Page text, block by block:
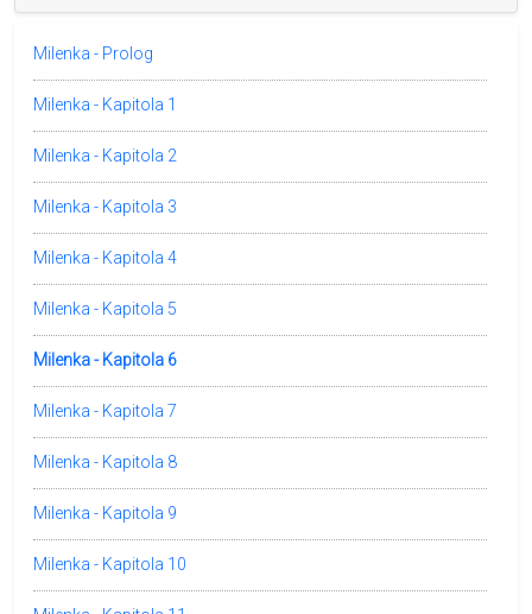
Milenka - Prolog
Milenka - Kapitola 1
Milenka - Kapitola 2
Milenka - Kapitola 3
Milenka - Kapitola 4
Milenka - Kapitola 5
Milenka - Kapitola 6
Milenka - Kapitola 7
Milenka - Kapitola 8
Milenka - Kapitola 9
Milenka - Kapitola 10